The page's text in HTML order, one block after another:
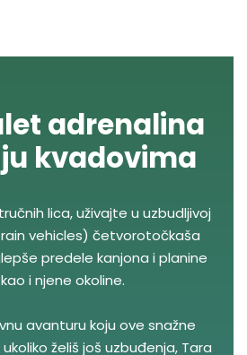
adrenalina
kvadovima
lica, uživajte u uzbudljivoj
vehicles) četvorotočkaša
predele kanjona i planine
i njene okoline.
avanturu koju ove snažne
želiš još uzbuđenja, Tara